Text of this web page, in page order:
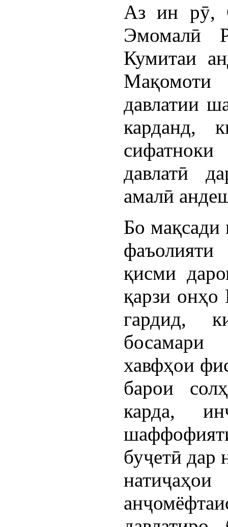
Аз ин рӯ,
Эмомалӣ
Кумитаи
давлатии
карданд,
давлатӣ
амалӣ
Бо
қисми
қарзи онҳо
гардид,
босамари
хавфҳои
барои
карда,
буҷетӣ дар